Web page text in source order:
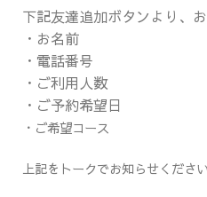
下記友達追加ボタンより、
・お名前
・電話番号
・ご利用人数
・ご予約希望日
・ご希望コース
上記をトークでお知らせください